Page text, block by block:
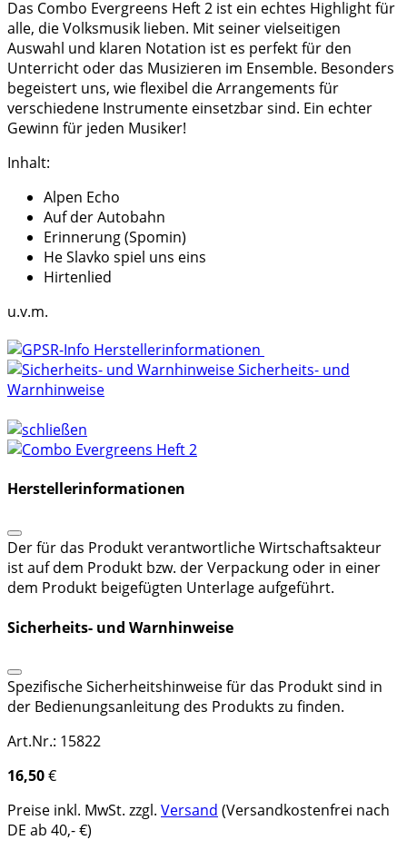
Das Combo Evergreens Heft 2 ist ein echtes Highlight für
alle, die Volksmusik lieben. Mit seiner vielseitigen
Auswahl und klaren Notation ist es perfekt für den
Unterricht oder das Musizieren im Ensemble. Besonders
begeistert uns, wie flexibel die Arrangements für
verschiedene Instrumente einsetzbar sind. Ein echter
Gewinn für jeden Musiker!
Inhalt:
Alpen Echo
Auf der Autobahn
Erinnerung (Spomin)
He Slavko spiel uns eins
Hirtenlied
u.v.m.
Herstellerinformationen
Sicherheits- und
Warnhinweise
Herstellerinformationen
Der für das Produkt verantwortliche Wirtschaftsakteur
ist auf dem Produkt bzw. der Verpackung oder in einer
dem Produkt beigefügten Unterlage aufgeführt.
Sicherheits- und Warnhinweise
Spezifische Sicherheitshinweise für das Produkt sind in
der Bedienungsanleitung des Produkts zu finden.
Art.Nr.: 15822
16,50€
Preise inkl. MwSt. zzgl. Versand (Versandkostenfrei nach
DE ab 40,- €)